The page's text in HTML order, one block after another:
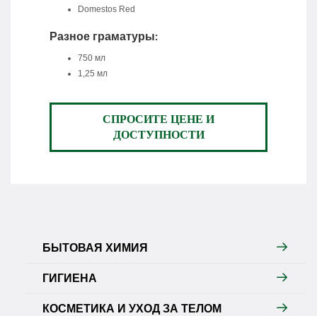
Domestos Red
Разное граматуры:
750 мл
1,25 мл
СПРОСИТЕ ЦЕНЕ И
ДОСТУПНОСТИ
БЫТОВАЯ ХИМИЯ
ГИГИЕНА
КОСМЕТИКА И УХОД ЗА ТЕЛОМ